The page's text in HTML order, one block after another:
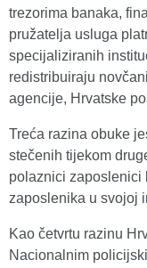
trezorima banaka,
pružatelja usluga
specijaliziranih
redistribuiraju
agencije, Hrvatske
Treća razina obuke
stečenih tijekom
polaznici zaposlenici
zaposlenika u svojoj
Kao četvrtu razinu
Nacionalnim